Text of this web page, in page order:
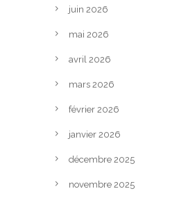
juin 2026
mai 2026
avril 2026
mars 2026
février 2026
janvier 2026
décembre 2025
novembre 2025